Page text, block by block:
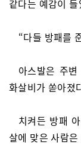
같다는 예감이 들
“다들 방패를
아스발은 주
화살비가 쏟아졌
치켜든 방패
살에 맞은 사람